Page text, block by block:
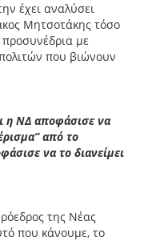
έχει αναλύσει
Μητσοτάκης τόσο
προσυνέδρια με
που βιώνουν
η ΝΔ αποφάσισε να
από το
να το διανείμει
της Νέας
που κάνουμε, το